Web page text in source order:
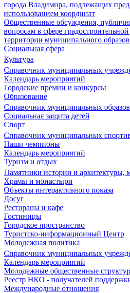
города Владимира, подлежащих
использованием координат
Общественные обсуждения,
вопросам в сфере градостроительной
территории муниципального
Социальная сфера
Культура
Справочник муниципальных
Календарь мероприятий
Городские премии и конкурсы
Образование
Справочник муниципальных
Социальная защита детей
Спорт
Справочник муниципальных
Наши чемпионы
Календарь мероприятий
Туризм и отдых
Памятники истории и архитектуры,
Храмы и монастыри
Объекты интерактивного показа
Досуг
Рестораны и кафе
Гостиницы
Городское пространство
Туристско-информационный Центр
Молодежная политика
Справочник муниципальных
Календарь мероприятий
Молодежные общественные
Реестр НКО - получателей
Международные отношения